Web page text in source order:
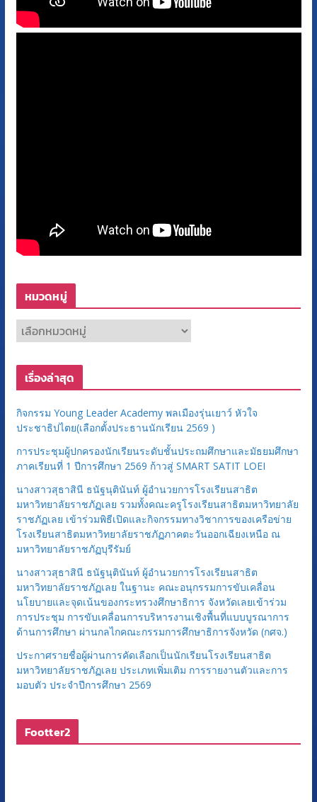
หมวดหมู่
ม
ว
มู่
เรื่องล่าสุด
กิจกรรม Young Leader Academy พลเมืองรุ่นเยาว์ หัวใจ
ประชาธิปไตย(เลือกตั้งประธานนักเรียน 2569 )
การประชุมผู้ปกครองนักเรียนระดับชั้นประถมศึกษาและมัธยมศึกษา
ภาคเรียนที่ 1 ปีการศึกษา 2569 ก้าวสู่ SMART SATIT LOEI
นางสาวสุธาสินี ธนัฐนุตินันท์ ผู้อำนวยการโรงเรียนสาธิต
มหาวิทยาลัยราชภัฏเลย รวมทั้งคณะครูโรงเรียนสาธิตมหาวิทยาลัย
ราชภัฏเลย เข้าร่วมพิธีเปิดและกิจกรรมทางวิชาการของเครือข่าย
โรงเรียนสาธิตมหาวิทยาลัยราชภัฏภาคตะวันออกเฉียงเหนือ ณ
มหาวิทยาลัยราชภัฏบุรีรัมย์
นางสาวสุธาสินี ธนัฐนุตินันท์ ผู้อำนวยการโรงเรียนสาธิต
มหาวิทยาลัยราชภัฏเลย ในฐานะ คณะอนุกรรมการขับเคลื่อน
นโยบายและจุดเน้นของกระทรวงศึกษาธิการ จังหวัดเลยเข้าร่วม
การประชุม การขับเคลื่อนการบริหารงานเชิงพื้นที่แบบบูรณาการ
ด้านการศึกษา ผ่านกลไกคณะกรรมการศึกษาธิการจังหวัด (กศจ.)
ประกาศรายชื่อผู้ผ่านการคัดเลือกเป็นนักเรียนโรงเรียนสาธิต
มหาวิทยาลัยราชภัฏเลย ประเภทเพิ่มเติม การรายงานตัวและการ
มอบตัว ประจำปีการศึกษา 2569
Footter2